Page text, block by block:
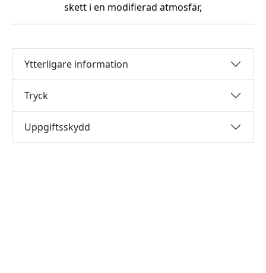
skett i en modifierad atmosfär,
Ytterligare information
Tryck
Uppgiftsskydd